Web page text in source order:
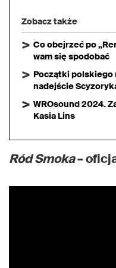
Zobacz także
Co obejrzeć po
wam się spodobać
Początki polskiego
nadejście
WROsound 2024.
Kasia Lins
Ród Smoka–